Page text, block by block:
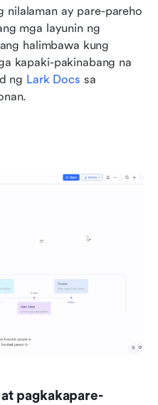
nilalaman ay pare-pareho
mga layunin ng
halimbawa kung
kapaki-pakinabang na
ng Lark Docs sa
pagkakapare-